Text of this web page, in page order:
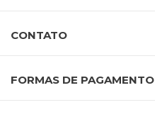
CONTATO
FORMAS DE PAGAMENTO